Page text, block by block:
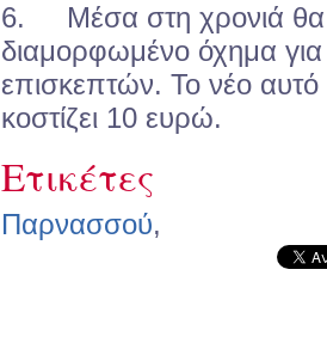
6. Μέσα στη χρονιά θα
διαμορφωμένο όχημα
επισκεπτών. Το νέο αυτό
κοστίζει 10 ευρώ.
Ετικέτες
Παρνασσού,